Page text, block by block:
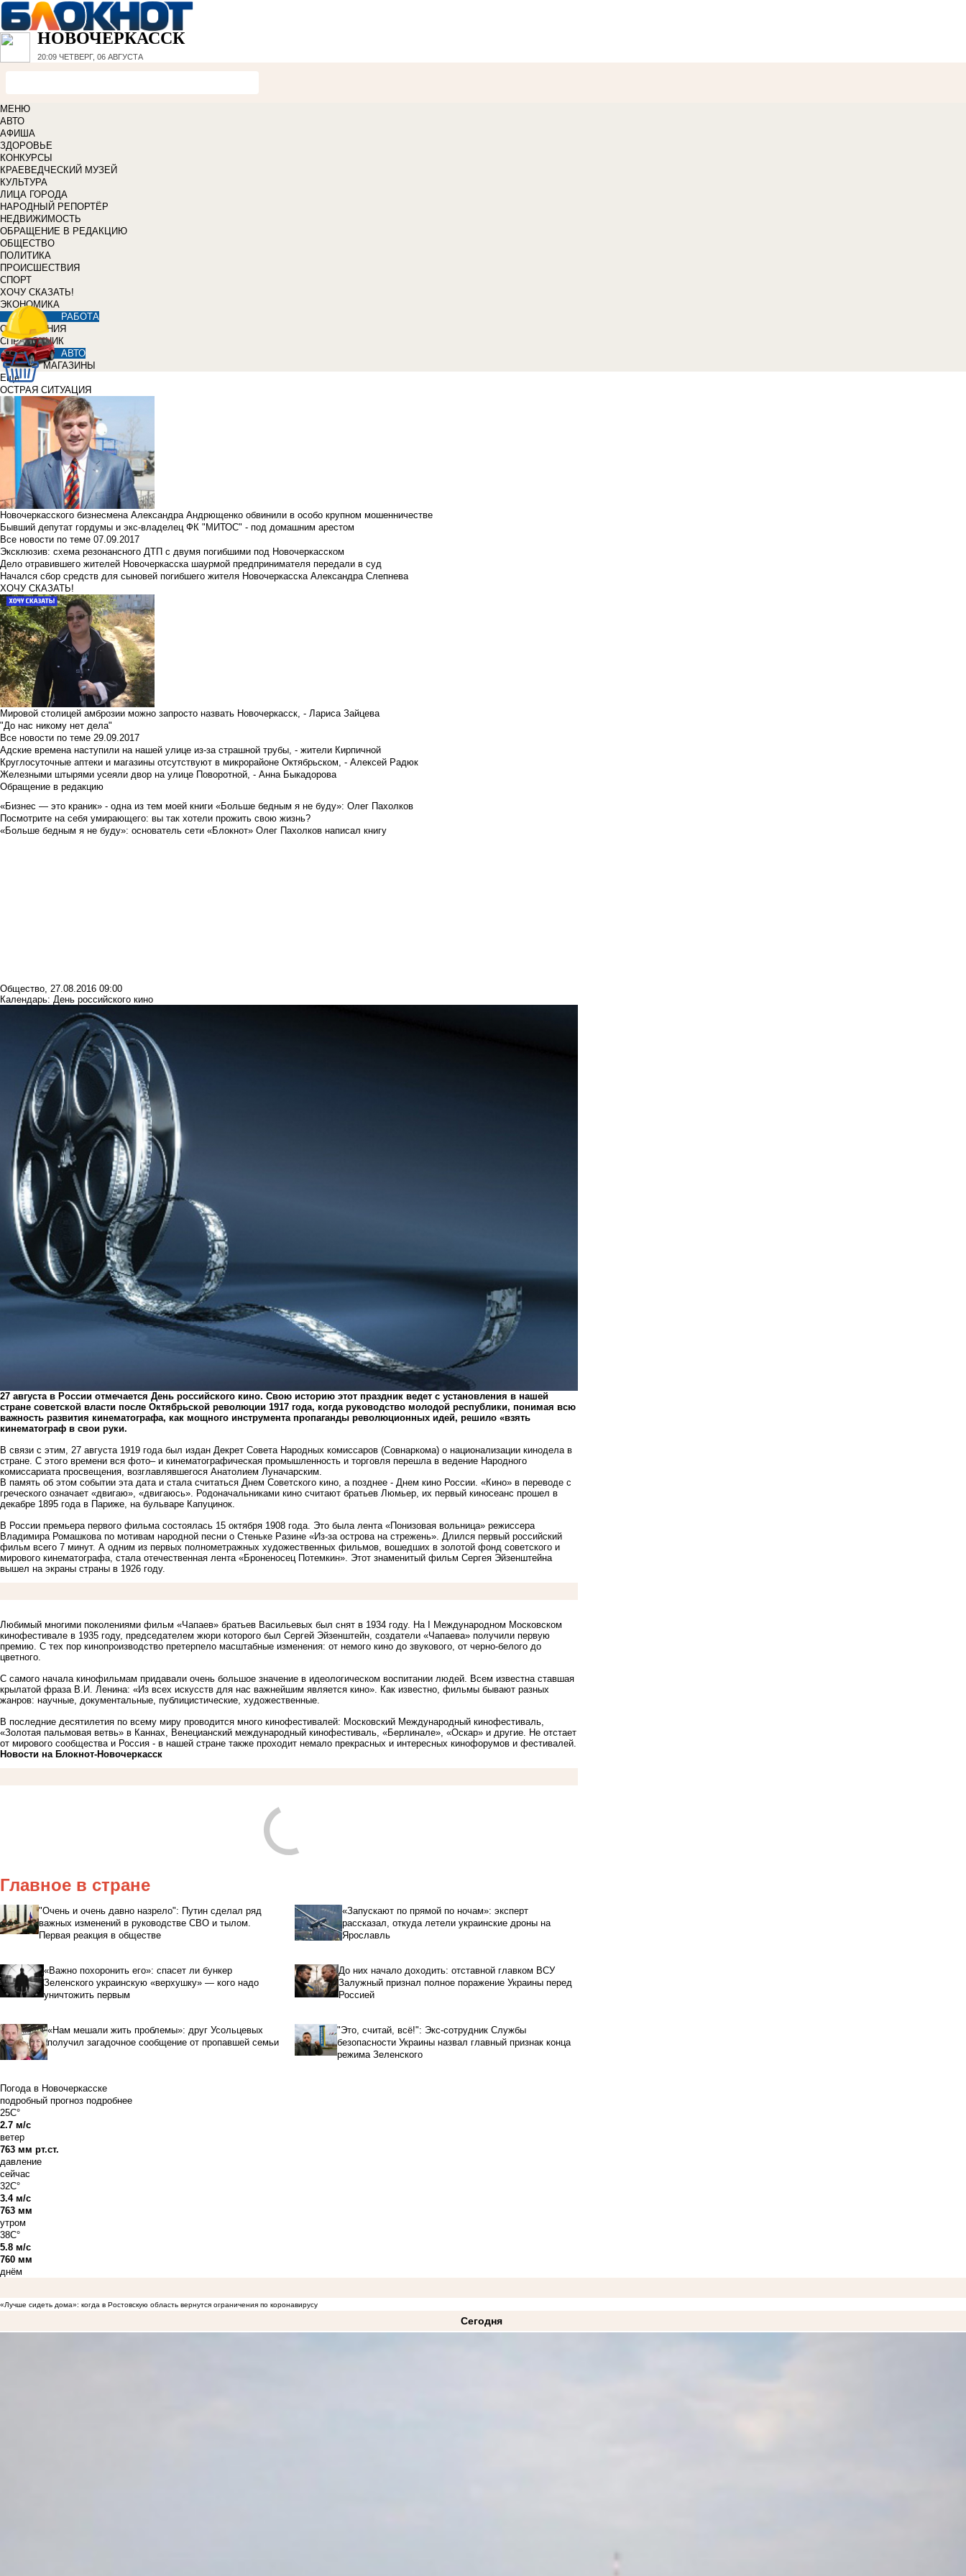
НОВОЧЕРКАССК
20:09 ЧЕТВЕРГ, 06 АВГУСТА
МЕНЮ
АВТО
АФИША
ЗДОРОВЬЕ
КОНКУРСЫ
КРАЕВЕДЧЕСКИЙ МУЗЕЙ
КУЛЬТУРА
ЛИЦА ГОРОДА
НАРОДНЫЙ РЕПОРТЁР
НЕДВИЖИМОСТЬ
ОБРАЩЕНИЕ В РЕДАКЦИЮ
ОБЩЕСТВО
ПОЛИТИКА
ПРОИСШЕСТВИЯ
СПОРТ
ХОЧУ СКАЗАТЬ!
ЭКОНОМИКА
РАБОТА
ОБЪЯВЛЕНИЯ
СПРАВОЧНИК
АВТО
МАГАЗИНЫ
Еще
ОСТРАЯ СИТУАЦИЯ
Новочеркасского бизнесмена Александра Андрющенко обвинили в особо крупном мошенничестве
Бывший депутат гордумы и экс-владелец ФК "МИТОС" - под домашним арестом
Все новости по теме 07.09.2017
Эксклюзив: схема резонансного ДТП с двумя погибшими под Новочеркасском
Дело отравившего жителей Новочеркасска шаурмой предпринимателя передали в суд
Начался сбор средств для сыновей погибшего жителя Новочеркасска Александра Слепнева
ХОЧУ СКАЗАТЬ!
Мировой столицей амброзии можно запросто назвать Новочеркасск, - Лариса Зайцева
"До нас никому нет дела"
Все новости по теме 29.09.2017
Адские времена наступили на нашей улице из-за страшной трубы, - жители Кирпичной
Круглосуточные аптеки и магазины отсутствуют в микрорайоне Октябрьском, - Алексей Радюк
Железными штырями усеяли двор на улице Поворотной, - Анна Быкадорова
Обращение в редакцию
«Бизнес — это краник» - одна из тем моей книги «Больше бедным я не буду»: Олег Пахолков
Посмотрите на себя умирающего: вы так хотели прожить свою жизнь?
«Больше бедным я не буду»: основатель сети «Блокнот» Олег Пахолков написал книгу
Общество, 27.08.2016 09:00
Календарь: День российского кино
27 августа в России отмечается День российского кино. Свою историю этот праздник ведет с установления в нашей
стране советской власти после Октябрьской революции 1917 года, когда руководство молодой республики, понимая всю
важность развития кинематографа, как мощного инструмента пропаганды революционных идей, решило «взять
кинематограф в свои руки.
В связи с этим, 27 августа 1919 года был издан Декрет Совета Народных комиссаров (Совнаркома) о национализации кинодела в
стране. С этого времени вся фото– и кинематографическая промышленность и торговля перешла в ведение Народного
комиссариата просвещения, возглавлявшегося Анатолием Луначарским.
В память об этом событии эта дата и стала считаться Днем Советского кино, а позднее - Днем кино России. «Кино» в переводе с
греческого означает «двигаю», «двигаюсь». Родоначальниками кино считают братьев Люмьер, их первый киносеанс прошел в
декабре 1895 года в Париже, на бульваре Капуцинок.
В России премьера первого фильма состоялась 15 октября 1908 года. Это была лента «Понизовая вольница» режиссера
Владимира Ромашкова по мотивам народной песни о Стеньке Разине «Из-за острова на стрежень». Длился первый российский
фильм всего 7 минут. А одним из первых полнометражных художественных фильмов, вошедших в золотой фонд советского и
мирового кинематографа, стала отечественная лента «Броненосец Потемкин». Этот знаменитый фильм Сергея Эйзенштейна
вышел на экраны страны в 1926 году.
Любимый многими поколениями фильм «Чапаев» братьев Васильевых был снят в 1934 году. На I Международном Московском
кинофестивале в 1935 году, председателем жюри которого был Сергей Эйзенштейн, создатели «Чапаева» получили первую
премию. С тех пор кинопроизводство претерпело масштабные изменения: от немого кино до звукового, от черно-белого до
цветного.
С самого начала кинофильмам придавали очень большое значение в идеологическом воспитании людей. Всем известна ставшая
крылатой фраза В.И. Ленина: «Из всех искусств для нас важнейшим является кино». Как известно, фильмы бывают разных
жанров: научные, документальные, публицистические, художественные.
В последние десятилетия по всему миру проводится много кинофестивалей: Московский Международный кинофестиваль,
«Золотая пальмовая ветвь» в Каннах, Венецианский международный кинофестиваль, «Берлинале», «Оскар» и другие. Не отстает
от мирового сообщества и Россия - в нашей стране также проходит немало прекрасных и интересных кинофорумов и фестивалей.
Новости на Блoкнoт-Новочеркасск
Главное в стране
"Очень и очень давно назрело": Путин сделал ряд
важных изменений в руководстве СВО и тылом.
Первая реакция в обществе
«Запускают по прямой по ночам»: эксперт
рассказал, откуда летели украинские дроны на
Ярославль
«Важно похоронить его»: спасет ли бункер
Зеленского украинскую «верхушку» — кого надо
уничтожить первым
До них начало доходить: отставной главком ВСУ
Залужный признал полное поражение Украины перед
Россией
«Нам мешали жить проблемы»: друг Усольцевых
получил загадочное сообщение от пропавшей семьи
"Это, считай, всё!": Экс-сотрудник Службы
безопасности Украины назвал главный признак конца
режима Зеленского
Погода в Новочеркасске
подробный прогноз подробнее
25C°
2.7 м/с
ветер
763 мм рт.ст.
давление
сейчас
32C°
3.4 м/с
763 мм
утром
38C°
5.8 м/с
760 мм
днём
«Лучше сидеть дома»: когда в Ростовскую область вернутся ограничения по коронавирусу
Сегодня